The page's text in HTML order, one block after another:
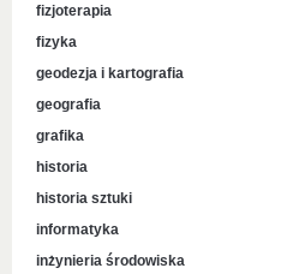
fizjoterapia
fizyka
geodezja i kartografia
geografia
grafika
historia
historia sztuki
informatyka
inżynieria środowiska